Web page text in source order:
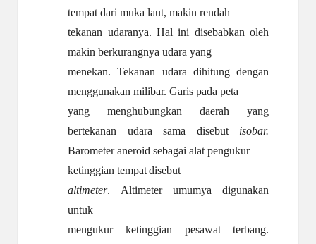
tempat dari muka laut, makin rendah
tekanan udaranya. Hal ini disebabkan oleh
makin berkurangnya udara yang
menekan. Tekanan udara dihitung dengan
menggunakan milibar. Garis pada peta
yang menghubungkan daerah yang
bertekanan udara sama disebut isobar.
Barometer aneroid sebagai alat pengukur
ketinggian tempatdisebut
altimeter. Altimeter umumya
digunakan
untuk
mengukur ketinggian pesawat terbang.